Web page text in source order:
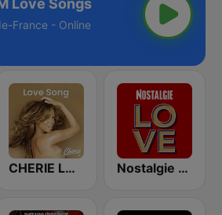
France - Online
CHERIE LOVE SONGS Nostalgie Love